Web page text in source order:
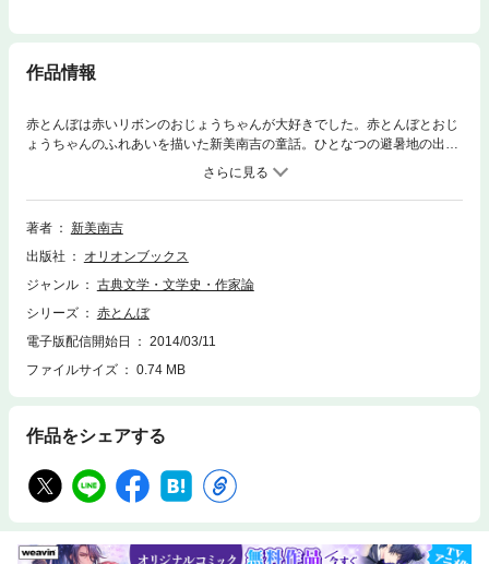
作品情報
赤とんぼは赤いリボンのおじょうちゃんが大好きでした。赤とんぼとおじ
ょうちゃんのふれあいを描いた新美南吉の童話。ひとなつの避暑地の出来
著者
新美南吉
出版社
オリオンブックス
ジャンル
古典文学・文学史・作家論
シリーズ
赤とんぼ
電子版配信開始日
2014/03/11
ファイルサイズ
0.74 MB
作品をシェアする